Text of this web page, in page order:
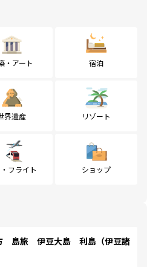
・アート 宿泊
界遺産 リゾート
フライト ショップ
島旅 伊豆大島 利島（伊豆諸